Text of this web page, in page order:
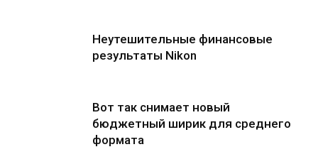
Неутешительные финансовые
результаты Nikon
Вот так снимает новый
бюджетный ширик для среднего
формата